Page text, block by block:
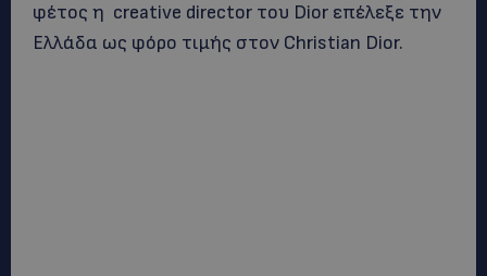
φέτος η creative director του Dior επέλεξε την
Ελλάδα ως φόρο τιμής στον Christian Dior.